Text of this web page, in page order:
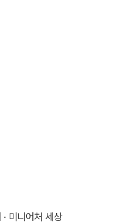
미니어처 세상